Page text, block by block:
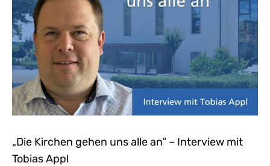
„Die Kirchen gehen uns alle an“ – Interview mit
Tobias Appl